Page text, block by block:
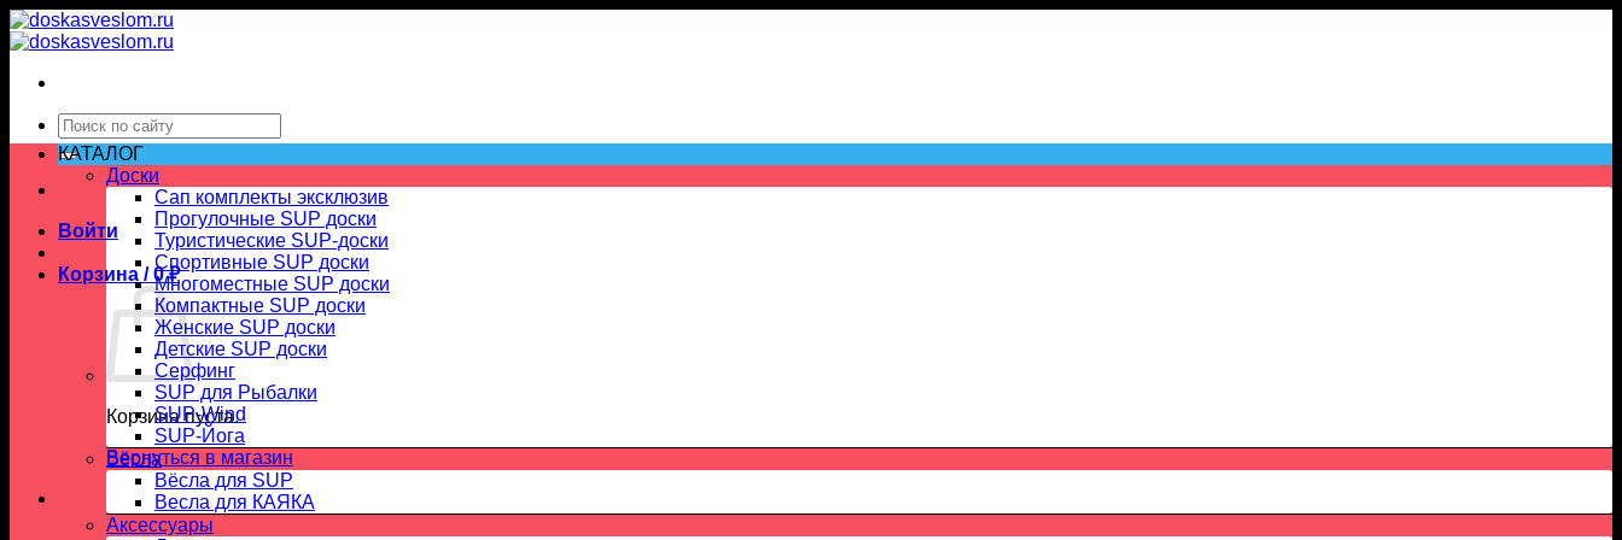
Skip
to
Искать:
Войти
Корзина /0₽
Корзина пуста.
Вернуться в магазин
КАТАЛОГ
Доски
Сап комплекты эксклюзив
Прогулочные SUP доски
Туристические SUP-доски
Спортивные SUP доски
Многоместные SUP доски
Компактные SUP доски
Женские SUP доски
Детские SUP доски
Серфинг
SUP для Рыбалки
SUP-Wind
SUP-Йога
Вёсла
Вёсла для SUP
Весла для КАЯКА
Аксессуары